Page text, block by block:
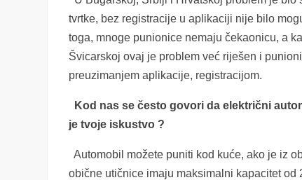
tvrtke, bez registracije u aplikaciji nije bilo
toga, mnoge punionice nemaju čekaonicu, a
Švicarskoj ovaj je problem već riješen i
preuzimanjem aplikacije, registracijom.
Kod nas se često govori da električni
je tvoje iskustvo ?
Automobil možete puniti kod kuće, ako je iz
obične utičnice imaju maksimalni kapacitet od